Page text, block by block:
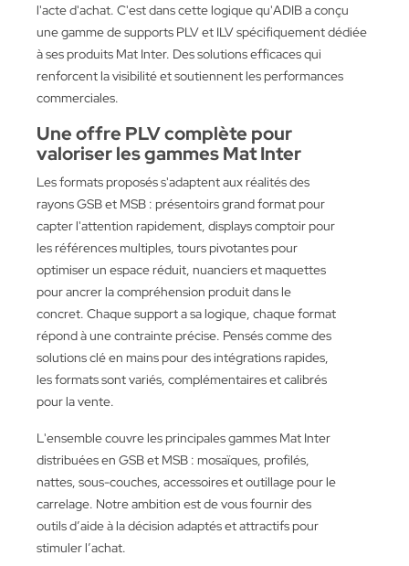
l'acte d'achat. C'est dans cette logique qu'ADIB a conçu
une gamme de supports PLV et ILV spécifiquement dédiée
à ses produits Mat Inter. Des solutions efficaces qui
renforcent la visibilité et soutiennent les performances
commerciales.
Une offre PLV complète pour
valoriser les gammes Mat Inter
Les formats proposés s'adaptent aux réalités des
rayons GSB et MSB : présentoirs grand format pour
capter l'attention rapidement, displays comptoir pour
les références multiples, tours pivotantes pour
optimiser un espace réduit, nuanciers et maquettes
pour ancrer la compréhension produit dans le
concret. Chaque support a sa logique, chaque format
répond à une contrainte précise. Pensés comme des
solutions clé en mains pour des intégrations rapides,
les formats sont variés, complémentaires et calibrés
pour la vente.
L'ensemble couvre les principales gammes Mat Inter
distribuées en GSB et MSB : mosaïques, profilés,
nattes, sous-couches, accessoires et outillage pour le
carrelage. Notre ambition est de vous fournir des
outils d’aide à la décision adaptés et attractifs pour
stimuler l’achat.